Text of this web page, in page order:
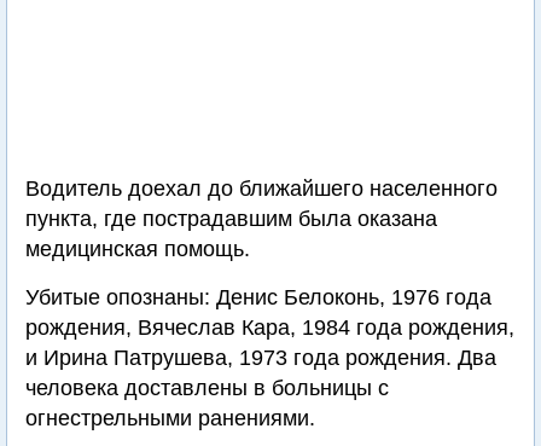
Водитель доехал до ближайшего населенного
пункта, где пострадавшим была оказана
медицинская помощь.
Убитые опознаны: Денис Белоконь, 1976 года
рождения, Вячеслав Кара, 1984 года рождения,
и Ирина Патрушева, 1973 года рождения. Два
человека доставлены в больницы с
огнестрельными ранениями.